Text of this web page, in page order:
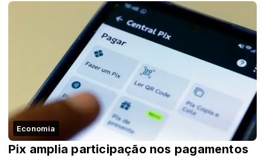
Economia
Pix amplia participação nos pagamentos